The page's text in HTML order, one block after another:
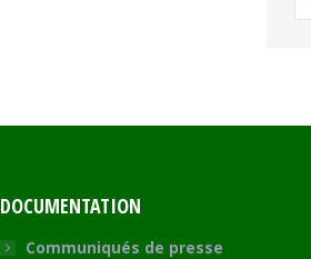
DOCUMENTATION
Communiqués de presse